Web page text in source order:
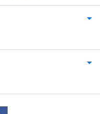
korišćenja